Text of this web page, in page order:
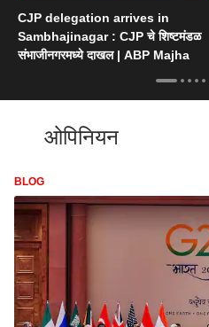
CJP delegation arrives in
Sambhajinagar : CJP चे शिष्टमंडळ
संभाजीनगरमध्ये दाखल | ABP Majha
ओपिनियन
BLOG